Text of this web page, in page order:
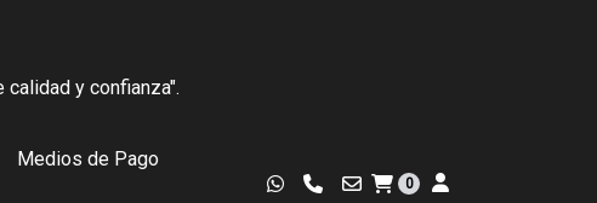
calidad y confianza".
Medios de Pago
0